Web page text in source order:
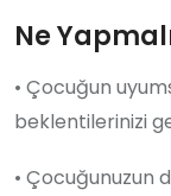
Ne
• Çocuğun
beklentilerinizi
• Çocuğunuzun